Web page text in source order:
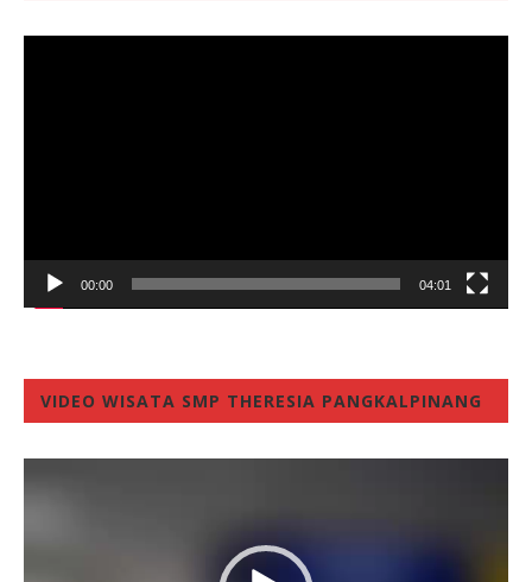
00:00 04:01
VIDEO WISATA SMP THERESIA PANGKALPINANG